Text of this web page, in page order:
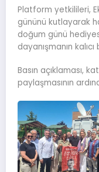
Platform yetkilileri,
gününü kutlayarak
doğum günü
dayanışmanın
Basın açıklaması,
paylaşmasının